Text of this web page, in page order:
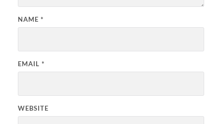
NAME *
EMAIL *
WEBSITE